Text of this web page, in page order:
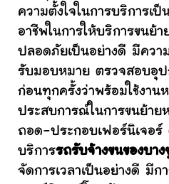
ความตั้งใจในการบริการเ
อาชีพในการให้บริการขนย้
ปลอดภัยเป็นอย่างดี มีควา
รับมอบหมาย ตรวจสอบอุป
ก่อนทุกครั้งว่าพร้อมใช้งาน
ประสบการณ์ในการขนย้าย
ถอด-ประกอบเฟอร์นิเจอร์
บริการรถรับจ้างขนของบาง
จัดการเวลาเป็นอย่างดี มีก